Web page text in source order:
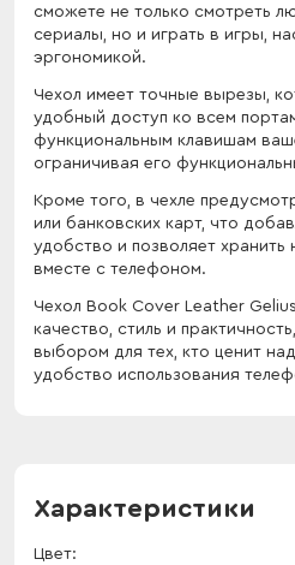
сможете не только смотреть
сериалы, но и играть в игры,
эргономикой.
Чехол имеет точные вырезы,
удобный доступ ко всем
функциональным клавишам
ограничивая его
Кроме того, в чехле
или банковских карт, что
удобство и позволяет
вместе с телефоном.
Чехол Book Cover Leather
качество, стиль и
выбором для тех, кто ценит
удобство использования
Характеристики
Цвет